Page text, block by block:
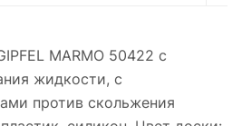
MARMO 50422 с
жидкости, с
против скольжения